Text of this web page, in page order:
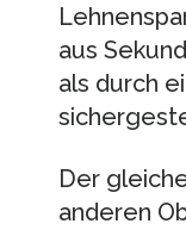
aus
als durch
Der
anderen